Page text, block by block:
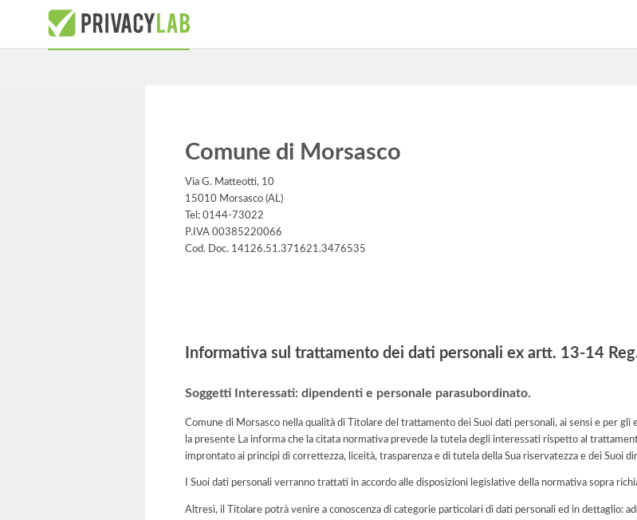
Comune di Morsasco
Via G. Matteotti, 10
15010 Morsasco (AL)
Tel: 0144-73022
P.IVA 00385220066
Cod. Doc. 14126.51.371621.3476535
Informativa sul trattamento dei dati personali ex artt. 13-14
Soggetti Interessati: dipendenti e personale parasubordinato.
Comune di Morsasco nella qualità di Titolare del trattamento dei Suoi dati personali, ai sensi e per
la presente La informa che la citata normativa prevede la tutela degli interessati rispetto al
improntato ai principi di correttezza, liceità, trasparenza e di tutela della Sua riservatezza e dei Suoi
I Suoi dati personali verranno trattati in accordo alle disposizioni legislative della normativa sopra
Altresì, il Titolare potrà venire a conoscenza di categorie particolari di dati personali ed in dettaglio: